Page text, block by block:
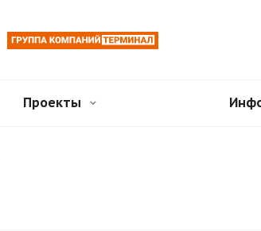
Проекты